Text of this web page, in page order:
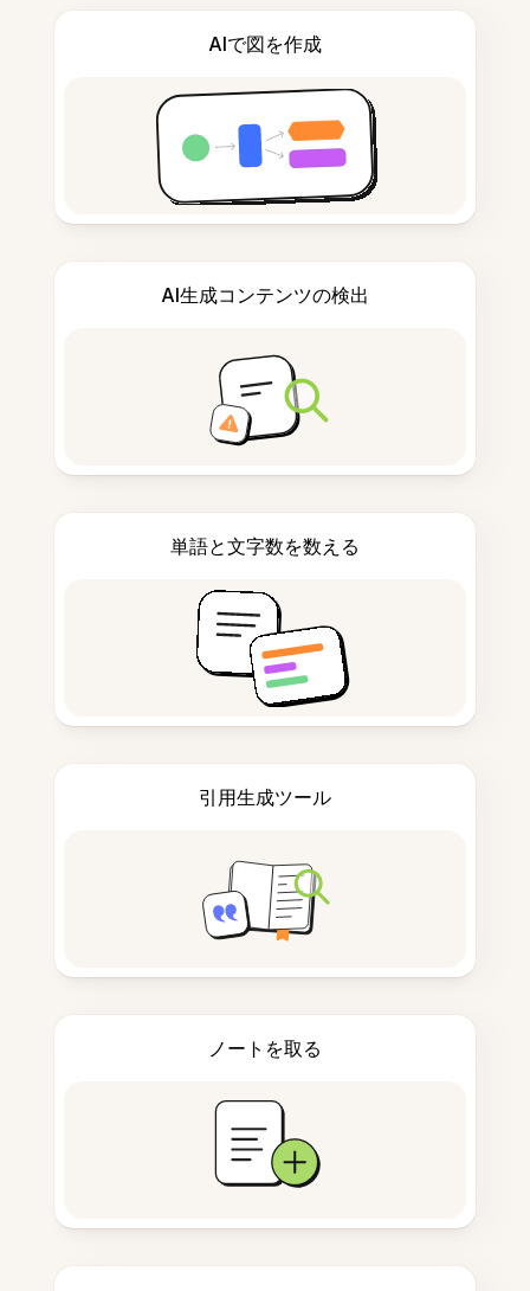
AIで図を作成
AI生成コンテンツの検出
単語と文字数を数える
引用生成ツール
ノートを取る